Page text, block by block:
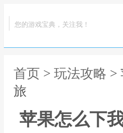
您的游戏宝典，关注我！
首页 > 玩法攻略 >
旅
苹果怎么下